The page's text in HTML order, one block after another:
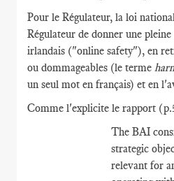
Pour le Régulateur, la loi
Régulateur de donner une
irlandais ("online safety"), en
ou dommageables (le terme
un seul mot en français) et en
Comme l'explicite le rapport
The BAI
strategic
relevant for